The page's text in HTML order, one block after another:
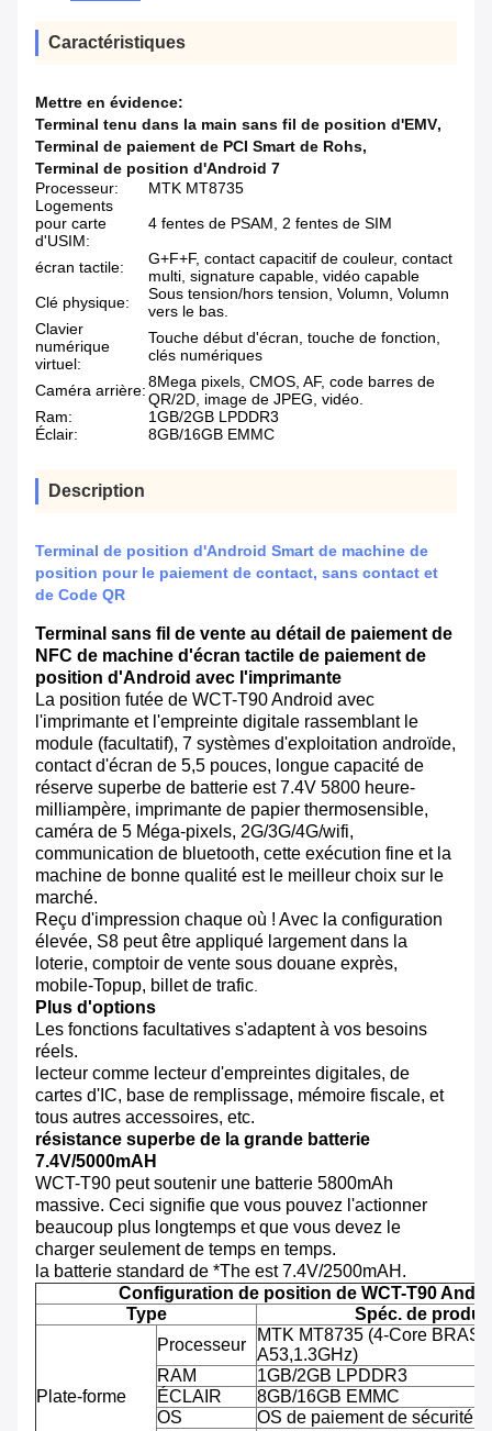
Caractéristiques
Mettre en évidence:
Terminal tenu dans la main sans fil de position d'EMV,
Terminal de paiement de PCI Smart de Rohs,
Terminal de position d'Android 7
Processeur:
MTK MT8735
Logements
pour carte
d'USIM:
4 fentes de PSAM, 2 fentes de SIM
écran tactile:
G+F+F, contact capacitif de couleur, contact
multi, signature capable, vidéo capable
Clé physique:
Sous tension/hors tension, Volumn, Volumn
vers le bas.
Clavier
numérique
virtuel:
Touche début d'écran, touche de fonction,
clés numériques
Caméra arrière:8Mega pixels, CMOS, AF, code barres de
QR/2D, image de JPEG, vidéo.
Ram:
1GB/2GB LPDDR3
Éclair:
8GB/16GB EMMC
Description
Terminal de position d'Android Smart de machine de
position pour le paiement de contact, sans contact et
de Code QR
Terminal sans fil de vente au détail de paiement de
NFC de machine d'écran tactile de paiement de
position d'Android avec l'imprimante
La position futée de WCT-T90 Android avec
l'imprimante et l'empreinte digitale rassemblant le
module (facultatif), 7 systèmes d'exploitation androïde,
contact d'écran de 5,5 pouces, longue capacité de
réserve superbe de batterie est 7.4V 5800 heure-
milliampère, imprimante de papier thermosensible,
caméra de 5 Méga-pixels, 2G/3G/4G/wifi,
communication de bluetooth, cette exécution fine et la
machine de bonne qualité est le meilleur choix sur le
marché.
Reçu d'impression chaque où ! Avec la configuration
élevée, S8 peut être appliqué largement dans la
loterie, comptoir de vente sous douane exprès,
mobile-Topup, billet de trafic.
Plus d'options
Les fonctions facultatives s'adaptent à vos besoins
réels.
lecteur comme lecteur d'empreintes digitales, de
cartes d'IC, base de remplissage, mémoire fiscale, et
tous autres accessoires, etc.
résistance superbe de la grande batterie
7.4V/5000mAH
WCT-T90 peut soutenir une batterie 5800mAh
massive. Ceci signifie que vous pouvez l'actionner
beaucoup plus longtemps et que vous devez le
charger seulement de temps en temps.
la batterie standard de *The est 7.4V/2500mAH.
Configuration de position de WCT-T90
Type
Spéc. de produit
Plate-forme
Processeur
MTK MT8735 (4-Core BRAS
A53,1.3GHz)
RAM
1GB/2GB LPDDR3
ÉCLAIR
8GB/16GB EMMC
OS
OS de paiement de sécurité